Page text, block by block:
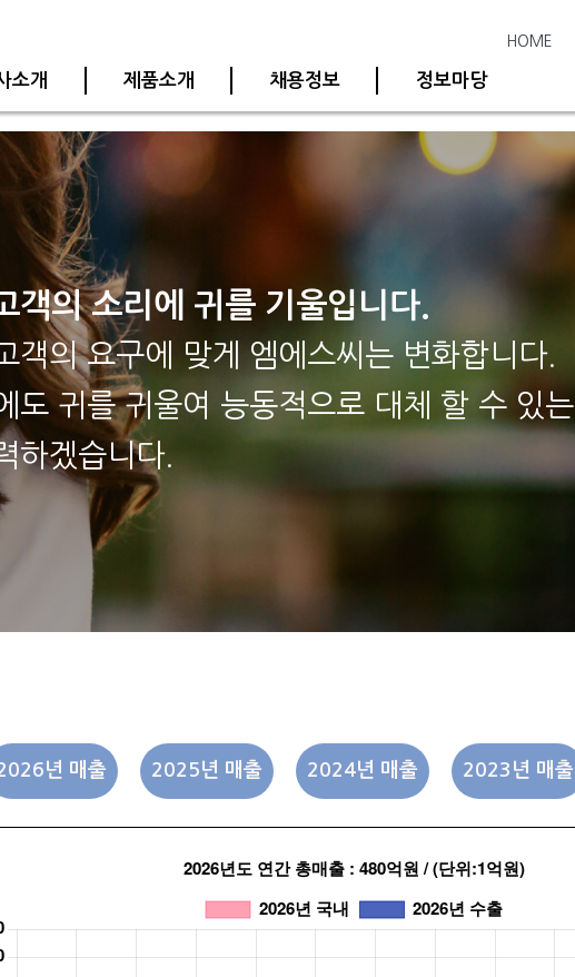
HOME
소개 제품소개 채용정보 정보마당
객의 소리에 귀를 기울입니다.
객의 요구에 맞게 엠에스씨는 변화합니다.
도 귀를 귀울여 능동적으로 대체 할 수 있는
하겠습니다.
년 매출 2025년 매출 2024년 매출 2023년 매출